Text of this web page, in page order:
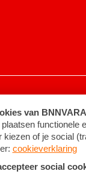
Algemene